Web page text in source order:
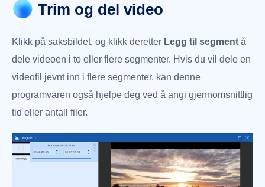
Trim og del video
Klikk på saksbildet, og klikk deretter Legg til segment å
dele videoen i to eller flere segmenter. Hvis du vil dele en
videofil jevnt inn i flere segmenter, kan denne
programvaren også hjelpe deg ved å angi gjennomsnittlig
tid eller antall filer.